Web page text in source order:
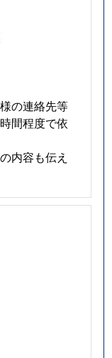
の連絡先等
間程度で依
内容も伝え